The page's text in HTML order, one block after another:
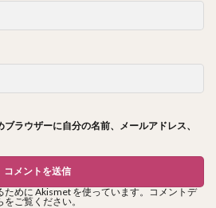
ラウザーに自分の名前、メールアドレス、
ために Akismet を使っています。コメントデ
をご覧ください。